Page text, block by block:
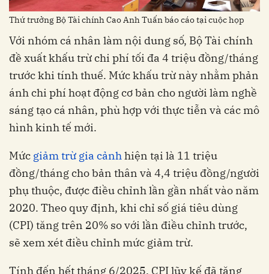
Thứ trưởng Bộ Tài chính Cao Anh Tuấn báo cáo tại cuộc họp
Với nhóm cá nhân làm nội dung số, Bộ Tài chính
đề xuất khấu trừ chi phí tối đa 4 triệu đồng/tháng
trước khi tính thuế. Mức khấu trừ này nhằm phản
ánh chi phí hoạt động cơ bản cho người làm nghề
sáng tạo cá nhân, phù hợp với thực tiễn và các mô
hình kinh tế mới.
Mức giảm trừ gia cảnhhiện tại là 11 triệu
đồng/tháng cho bản thân và 4,4 triệu đồng/người
phụ thuộc, được điều chỉnh lần gần nhất vào năm
2020. Theo quy định, khi chỉ số giá tiêu dùng
(CPI) tăng trên 20% so với lần điều chỉnh trước,
sẽ xem xét điều chỉnh mức giảm trừ.
Tính đến hết tháng 6/2025, CPI lũy kế đã tăng